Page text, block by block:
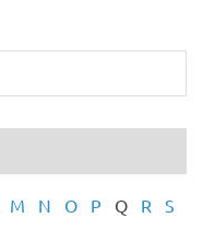
M N O P Q R
S